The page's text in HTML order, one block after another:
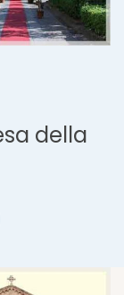
della